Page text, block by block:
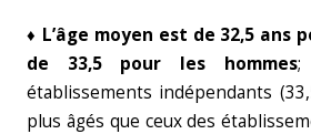
♦ L’âge moyen est de 32,5 ans
de 33,5 pour les hommes;
établissements indépendants
plus âgés que ceux des